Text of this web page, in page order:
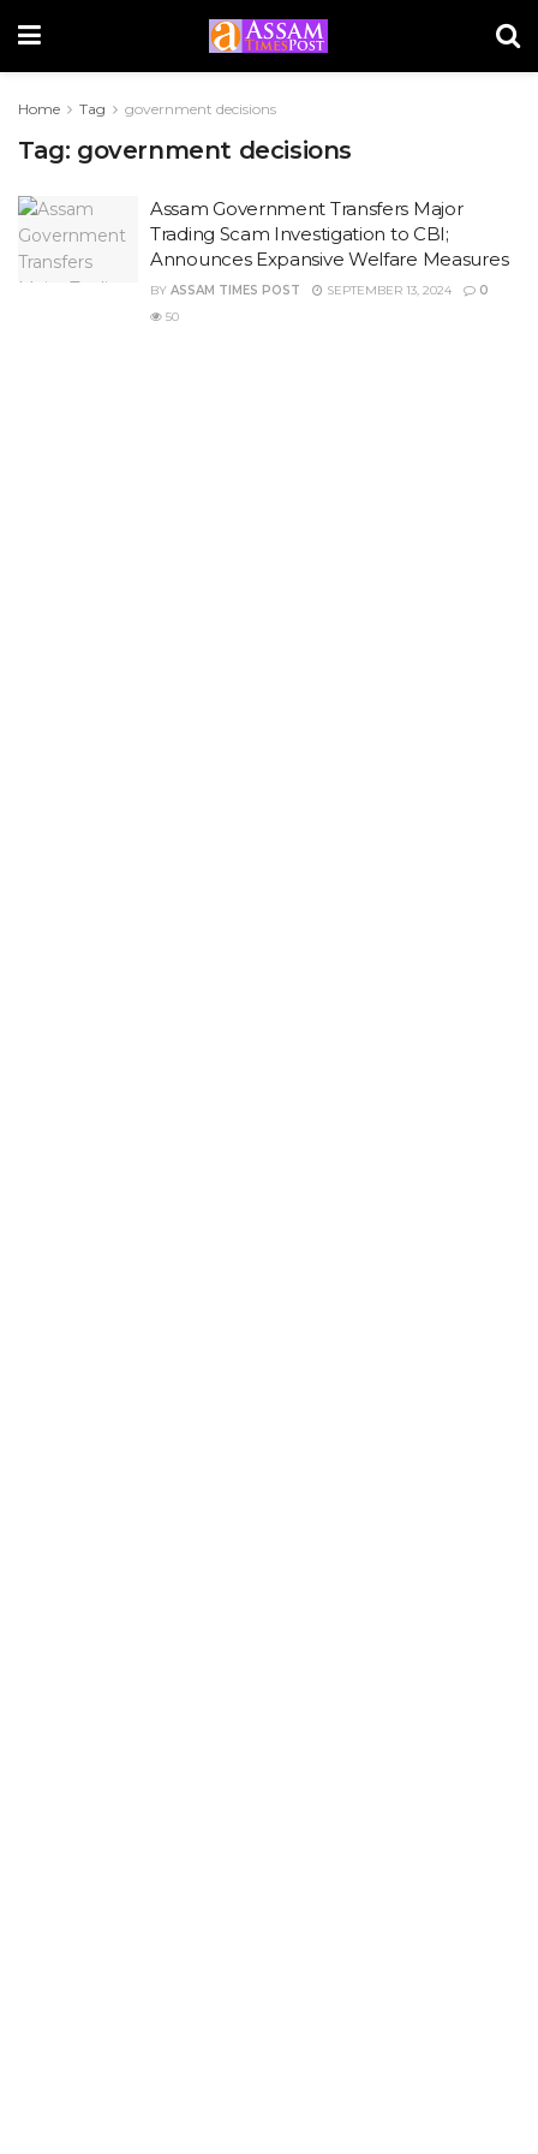
Home Tag government decisions
Tag: government decisions
Assam Government Transfers Major
Trading Scam Investigation to CBI;
Announces Expansive Welfare Measures
BY ASSAM TIMES POST SEPTEMBER 13, 2024
0
50